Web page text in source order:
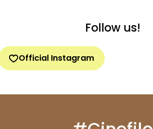
Follow us!
Official Instagram